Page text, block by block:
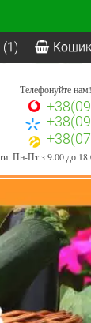
(1) Кошик
Телефонуйте
Пн-Пт з 9.00 до